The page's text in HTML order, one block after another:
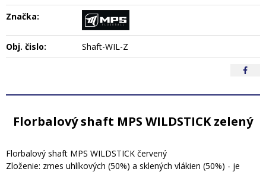
Značka:
Obj. čislo: Shaft-WIL-Z
Florbalový shaft MPS WILDSTICK zelený
Florbalový shaft MPS WILDSTICK červený
Zloženie: zmes uhlíkových (50%) a sklených vlákien (50%) - je